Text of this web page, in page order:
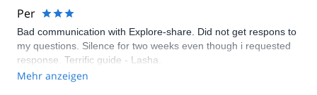
well and got the very best out of it for us. We used his
Landcruiser to drive where ever we went. Tato is a bery good
mountainguide with lots of experience, especially in the
Gudauri and Kasbegi area. He is also a good and enthousiastic
free-rider. Gudairi hut is a fine hotel.
Per
Bad communication with Explore-share. Did not get respons to
my questions. Silence for two weeks even though i requested
response. Terrific guide - Lasha.
Mehr anzeigen